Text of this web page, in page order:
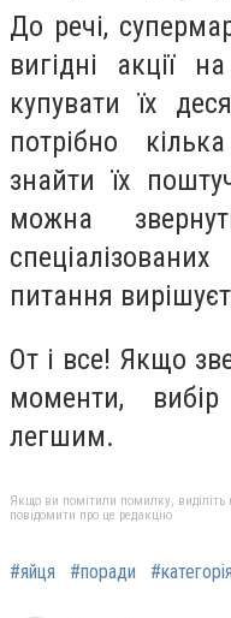
До речі,
вигідні акції
купувати їх
потрібно
знайти їх
можна
питання
От і все! Якщо
моменти,
легшим.
Якщо ви помітили помилку, виділіть
повідомити про це редакцію
#яйця #поради #категорія